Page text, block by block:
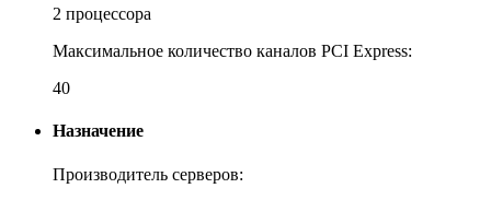
2 процессора
Максимальное количество каналов PCI Express:
40
Назначение
Производитель серверов: